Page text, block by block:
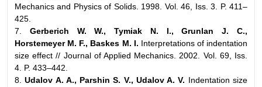
Mechanics and Physics of Solids. 1998. Vol. 46, Iss. 3. P. 411–
425.
7.
Gerberich W. W., Tymiak N. I., Grunlan J. C.,
Horstemeyer M. F., Baskes M. I. Interpretations of indentation
size effect // Journal of Applied Mechanics. 2002. Vol. 69, Iss.
4. P. 433–442.
8.Udalov A. A., Parshin S. V., Udalov A. V. Indentation size